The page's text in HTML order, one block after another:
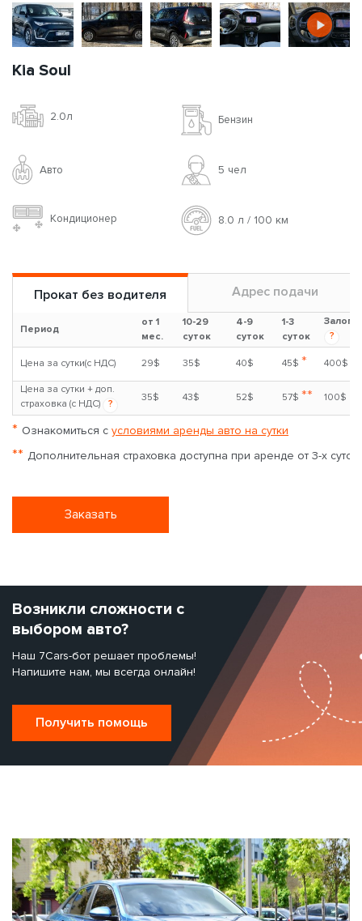
Kia Soul
2.0л Бензин
Авто 5 чел
Кондиционер 8.0 л / 100 км
Прокат без водителя Адрес подачи
Период
от 1
мес.
10-29
суток
4-9
суток
1-3
суток
Залог
?
Цена за сутки(с НДС) 29$ 35$ 40$ 45$ * 400$
Цена за сутки + доп.
страховка (с НДС)
?
35$ 43$ 52$ 57$ ** 100$
* Ознакомиться с условиями аренды авто на сутки
** Дополнительная страховка доступна при аренде от 3-х суток
Заказать
Возникли сложности с
выбором авто?
Наш 7Cars-бот решает проблемы!
Напишите нам, мы всегда онлайн!
Получить помощь